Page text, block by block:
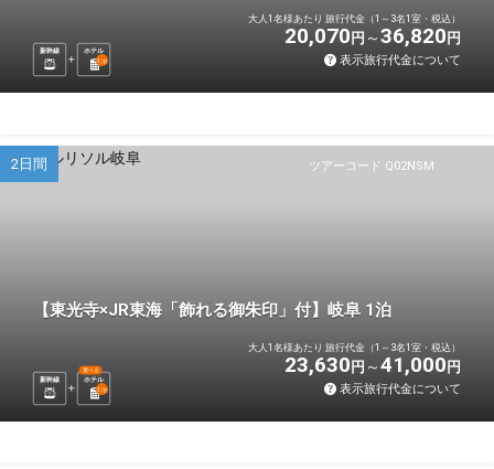
新幹線
ホテル
1 泊
大人1名様あたり 旅行代金（1～3名1室・税込）
20,070 円 36,820 円
表示旅行代金について
ツアーコード Q02NSM
2日間
【東光寺×JR東海「飾れる御朱印」付】岐阜 1泊
新幹線 ホテル
選べる
1 泊
大人1名様あたり 旅行代金（1～3名1室・税込）
23,630 円 41,000 円
表示旅行代金について